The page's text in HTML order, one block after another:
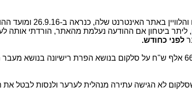
המדובר בהודעה, שעלתה בחלק של מועצת הכבלים והלוויין באתר
, ליתר ביטחון אם ההודעה נעלמת מהאתר, הורדתי אותה
לפני כחודש.
הטיל קנס של כ-667 אלף ש"ח על סלקום בנושא הפרת רישיונה ‏בנושא‏
לא הגישה עתירה מנהלית לערער ולנסות לבטל את